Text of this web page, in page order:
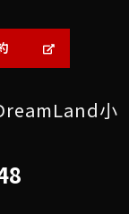
小